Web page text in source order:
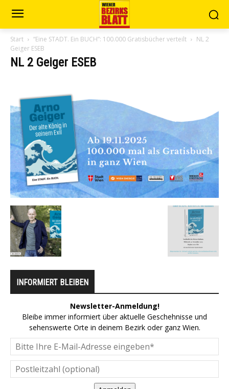
Start “Eine STADT. Ein BUCH”: 100.000 Gratisbücher verteilt
NL 2
Geiger ESEB
NL 2 Geiger ESEB
INFORMIERT BLEIBEN
Newsletter-Anmeldung!
Bleibe immer informiert über aktuelle Geschehnisse und
sehenswerte Orte in deinem Bezirk oder ganz Wien.